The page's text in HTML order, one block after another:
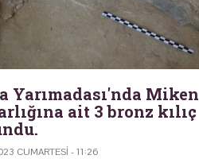
Yarımadası'nda Miken
ait 3 bronz kılıç
CUMARTESI - 11:26